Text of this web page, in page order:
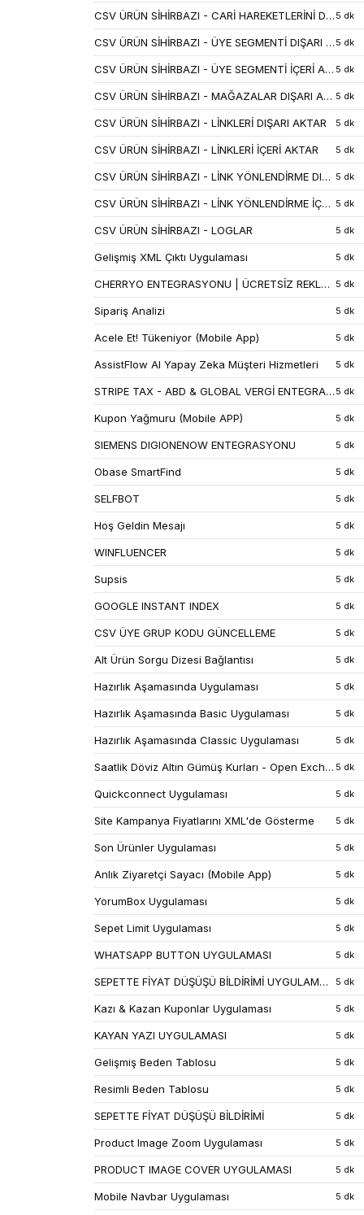
CSV ÜRÜN SİHİRBAZI - CARİ HAREKETLERİNİ DIŞARI AKTAR 5 dk
CSV ÜRÜN SİHİRBAZI - ÜYE SEGMENTİ DIŞARI AKTAR 5 dk
CSV ÜRÜN SİHİRBAZI - ÜYE SEGMENTİ İÇERİ AKTAR 5 dk
CSV ÜRÜN SİHİRBAZI - MAĞAZALAR DIŞARI AKTAR 5 dk
CSV ÜRÜN SİHİRBAZI - LİNKLERİ DIŞARI AKTAR 5 dk
CSV ÜRÜN SİHİRBAZI - LİNKLERİ İÇERİ AKTAR 5 dk
CSV ÜRÜN SİHİRBAZI - LİNK YÖNLENDİRME DIŞARI AKTAR 5 dk
CSV ÜRÜN SİHİRBAZI - LİNK YÖNLENDİRME İÇERİ AKTAR 5 dk
CSV ÜRÜN SİHİRBAZI - LOGLAR 5 dk
Gelişmiş XML Çıktı Uygulaması 5 dk
CHERRYO ENTEGRASYONU | ÜCRETSİZ REKLAM ALANI 5 dk
Sipariş Analizi 5 dk
Acele Et! Tükeniyor (Mobile App) 5 dk
AssistFlow AI Yapay Zeka Müşteri Hizmetleri 5 dk
STRIPE TAX - ABD & GLOBAL VERGİ ENTEGRASYONU 5 dk
Kupon Yağmuru (Mobile APP) 5 dk
SIEMENS DIGIONENOW ENTEGRASYONU 5 dk
Obase SmartFind 5 dk
SELFBOT 5 dk
Hoş Geldin Mesajı 5 dk
WINFLUENCER 5 dk
Supsis 5 dk
GOOGLE INSTANT INDEX 5 dk
CSV ÜYE GRUP KODU GÜNCELLEME 5 dk
Alt Ürün Sorgu Dizesi Bağlantısı 5 dk
Hazırlık Aşamasında Uygulaması 5 dk
Hazırlık Aşamasında Basic Uygulaması 5 dk
Hazırlık Aşamasında Classic Uygulaması 5 dk
Saatlik Döviz Altın Gümüş Kurları - Open Exchange Rates 5 dk
Quickconnect Uygulaması 5 dk
Site Kampanya Fiyatlarını XML'de Gösterme 5 dk
Son Ürünler Uygulaması 5 dk
Anlık Ziyaretçi Sayacı (Mobile App) 5 dk
YorumBox Uygulaması 5 dk
Sepet Limit Uygulaması 5 dk
WHATSAPP BUTTON UYGULAMASI 5 dk
SEPETTE FİYAT DÜŞÜŞÜ BİLDİRİMİ UYGULAMASI 5 dk
Kazı & Kazan Kuponlar Uygulaması 5 dk
KAYAN YAZI UYGULAMASI 5 dk
Gelişmiş Beden Tablosu 5 dk
Resimli Beden Tablosu 5 dk
SEPETTE FİYAT DÜŞÜŞÜ BİLDİRİMİ 5 dk
Product Image Zoom Uygulaması 5 dk
PRODUCT IMAGE COVER UYGULAMASI 5 dk
Mobile Navbar Uygulaması 5 dk